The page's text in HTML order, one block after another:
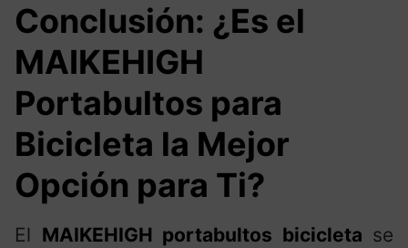
Conclusión: ¿Es el
MAIKEHIGH
Portabultos para
Bicicleta la Mejor
Opción para Ti?
El MAIKEHIGH portabultos bicicleta se